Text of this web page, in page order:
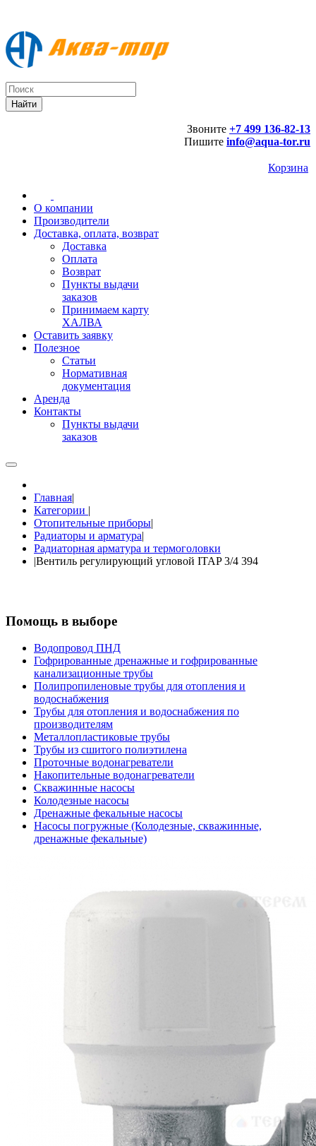
Звоните +7 499 136-82-13
Пишите info@aqua-tor.ru
Корзина
О компании
Производители
Доставка, оплата, возврат
Доставка
Оплата
Возврат
Пункты выдачи
заказов
Принимаем карту
ХАЛВА
Оставить заявку
Полезное
Статьи
Нормативная
документация
Аренда
Контакты
Пункты выдачи
заказов
Главная|
Категории |
Отопительные приборы|
Радиаторы и арматура|
Радиаторная арматура и термоголовки
|Вентиль регулирующий угловой ITAP 3/4 394
Помощь в выборе
Водопровод ПНД
Гофрированные дренажные и гофрированные
канализационные трубы
Полипропиленовые трубы для отопления и
водоснабжения
Трубы для отопления и водоснабжения по
производителям
Металлопластиковые трубы
Трубы из сшитого полиэтилена
Проточные водонагреватели
Накопительные водонагреватели
Скважинные насосы
Колодезные насосы
Дренажные фекальные насосы
Насосы погружные (Колодезные, скважинные,
дренажные фекальные)